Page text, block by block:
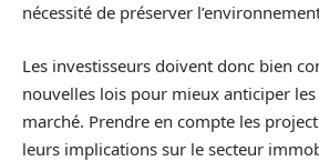
nécessité de préserver
Les investisseurs doivent donc bien
nouvelles lois pour mieux anticiper
marché. Prendre en compte les
leurs implications sur le secteur